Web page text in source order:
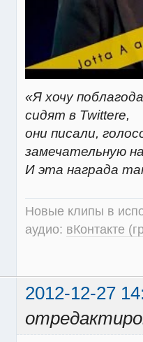
«Я хочу
сидят в Twitterе,
они писали,
замечательную
И эта награда
Новые клипы в
аудио: вКонтакте
2012-12-27